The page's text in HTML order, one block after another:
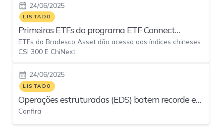
LISTADO
24/06/2025
Primeiros ETFs do programa ETF Connect
chegam à B3
ETFs da Bradesco Asset dão acesso aos índices chineses
CSI 300 E ChiNext
LISTADO
24/06/2025
Operações estruturadas (EDS) batem recorde em
abril
Confira